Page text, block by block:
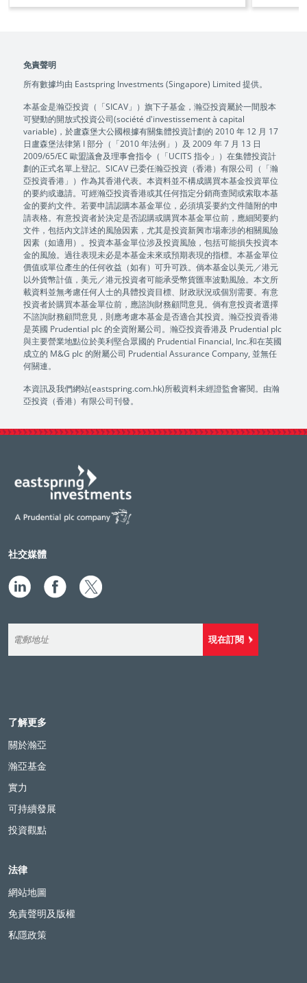
免責聲明
所有數據均由 Eastspring Investments (Singapore) Limited 提供。
本基金是瀚亞投資（「SICAV」）旗下子基金，瀚亞投資屬於一間股本
可變動的開放式投資公司(société d'investissement à capital
variable)，於盧森堡大公國根據有關集體投資計劃的 2010 年 12 月 17
日盧森堡法律第 I 部分（「2010 年法例」）及 2009 年 7 月 13 日
2009/65/EC 歐盟議會及理事會指令（「UCITS 指令」）在集體投資計
劃的正式名單上登記。SICAV 已委任瀚亞投資（香港）有限公司（「瀚
亞投資香港」）作為其香港代表。本資料並不構成購買本基金投資單位
的要約或邀請。可經瀚亞投資香港或其任何指定分銷商查閱或索取本基
金的要約文件。若要申請認購本基金單位，必須填妥要約文件隨附的申
請表格。有意投資者於決定是否認購或購買本基金單位前，應細閱要約
文件，包括內文詳述的風險因素，尤其是投資新興市場牽涉的相關風險
因素（如適用）。投資本基金單位涉及投資風險，包括可能損失投資本
金的風險。過往表現未必是本基金未來或預期表現的指標。本基金單位
價值或單位產生的任何收益（如有）可升可跌。倘本基金以美元／港元
以外貨幣計值，美元／港元投資者可能承受幣貨匯率波動風險。本文所
載資料並無考慮任何人士的具體投資目標、財政狀況或個別需要。有意
投資者於購買本基金單位前，應諮詢財務顧問意見。倘有意投資者選擇
不諮詢財務顧問意見，則應考慮本基金是否適合其投資。瀚亞投資香港
是英國 Prudential plc 的全資附屬公司。瀚亞投資香港及 Prudential plc
與主要營業地點位於美利堅合眾國的 Prudential Financial, Inc.和在英國
成立的 M&G plc 的附屬公司 Prudential Assurance Company, 並無任
何關連。
本資訊及我們網站(eastspring.com.hk)所載資料未經證監會審閱。由瀚
亞投資（香港）有限公司刊發。
社交媒體
現在訂閱
了解更多
關於瀚亞
瀚亞基金
實力
可持續發展
投資觀點
法律
網站地圖
免責聲明及版權
私隱政策